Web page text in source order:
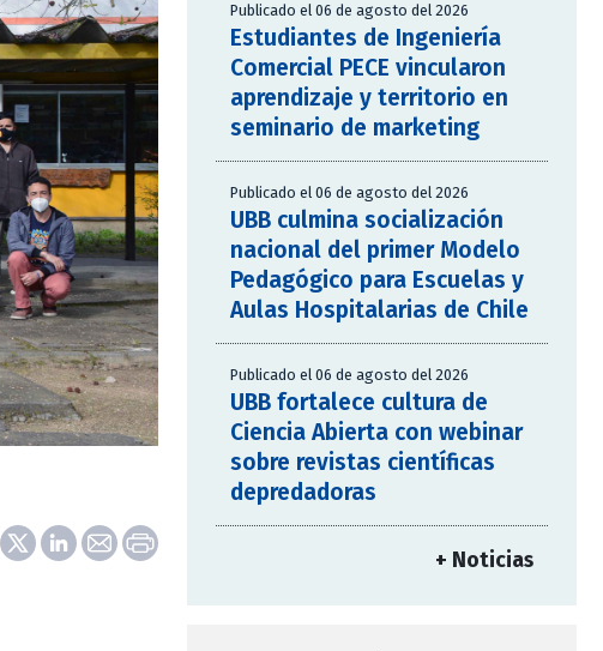
Publicado el 06 de agosto del 2026
Estudiantes de Ingeniería
Comercial PECE vincularon
aprendizaje y territorio en
seminario de marketing
Publicado el 06 de agosto del 2026
UBB culmina socialización
nacional del primer Modelo
Pedagógico para Escuelas y
Aulas Hospitalarias de Chile
Publicado el 06 de agosto del 2026
UBB fortalece cultura de
Ciencia Abierta con webinar
sobre revistas científicas
depredadoras
+ Noticias